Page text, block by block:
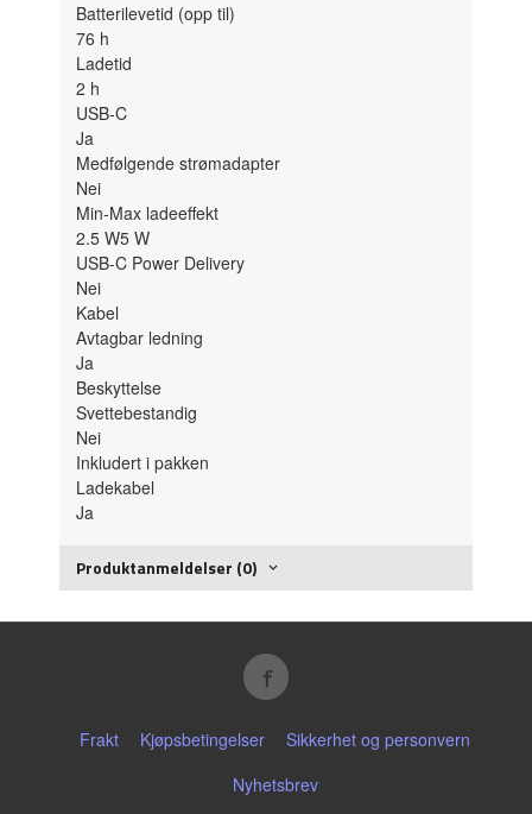
Batterilevetid (opp til)
76 h
Ladetid
2 h
USB-C
Ja
Medfølgende strømadapter
Nei
Min-Max ladeeffekt
2.5W5W
USB-C Power Delivery
Nei
Kabel
Avtagbar ledning
Ja
Beskyttelse
Svettebestandig
Nei
Inkludert i pakken
Ladekabel
Ja
Produktanmeldelser (0)
Frakt Kjøpsbetingelser
Sikkerhet og personvern
Nyhetsbrev